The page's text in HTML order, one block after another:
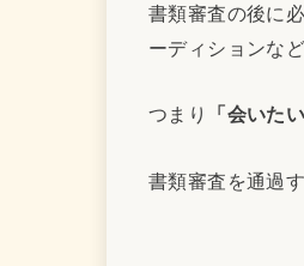
書類審査の後に
ーディションな
つまり 「会いた
書類審査を通過